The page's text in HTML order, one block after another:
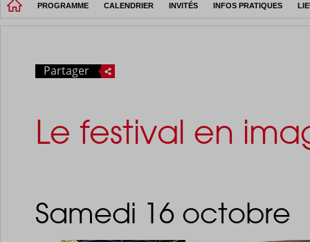
PROGRAMME CALENDRIER INVITÉS INFOS PRATIQUES
Partager
Le festival en
Samedi 16 octobre